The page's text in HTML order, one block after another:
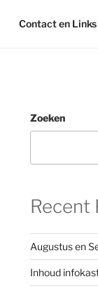
Contact en Links
Zoeken
Recent
Augustus en
Inhoud